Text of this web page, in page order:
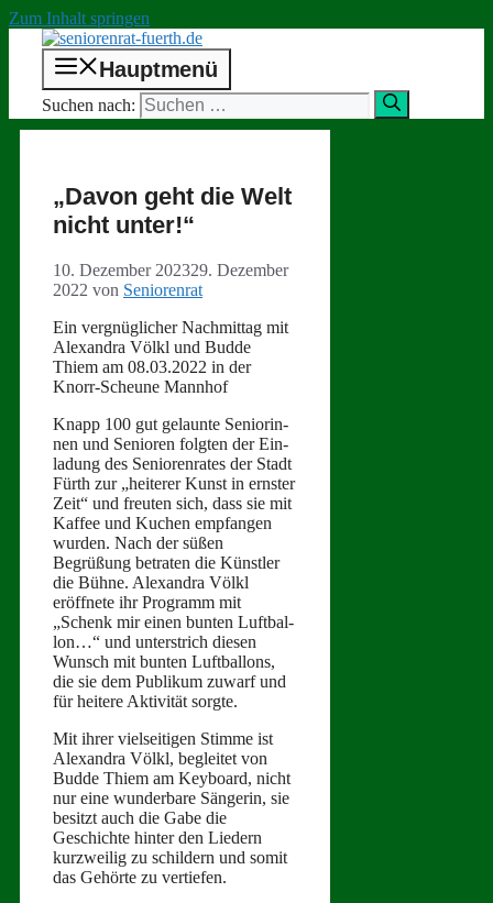
Zum Inhalt springen
Hauptmenü
Suchen nach:
„Davon geht die Welt
nicht unter!“
10. Dezember 202329. Dezember
2022 von Seniorenrat
Ein vergnüglich­er Nach­mit­tag mit
Alexan­dra Völkl und Bud­de
Thiem am 08.03.2022 in der
Knorr-Sche­une Mannhof
Knapp 100 gut gelaunte Senior­in­
nen und Senioren fol­gten der Ein­
ladung des Senioren­rates der Stadt
Fürth zur „heit­er­er Kun­st in ern­ster
Zeit“ und freuten sich, dass sie mit
Kaf­fee und Kuchen emp­fan­gen
wur­den. Nach der süßen
Begrüßung betrat­en die Kün­stler
die Bühne. Alexan­dra Völkl
eröffnete ihr Pro­gramm mit
„Schenk mir einen bun­ten Luft­bal­
lon…“ und unter­strich diesen
Wun­sch mit bun­ten Luft­bal­lons,
die sie dem Pub­likum zuwarf und
für heit­ere Aktiv­ität sorgte.
Mit ihrer viel­seit­i­gen Stimme ist
Alexan­dra Völkl, begleit­et von
Bud­de Thiem am Key­board, nicht
nur eine wun­der­bare Sän­gerin, sie
besitzt auch die Gabe die
Geschichte hin­ter den Liedern
kurzweilig zu schildern und somit
das Gehörte zu vertiefen.